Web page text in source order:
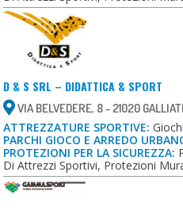
D & S SRL – DIDATTICA & SPORT
VIA BELVEDERE, 8 - 21020
ATTREZZATURE SPORTIVE:
PARCHI GIOCO E ARREDO
PROTEZIONI PER LA SICUREZZA:
Di Attrezzi Sportivi, Protezioni